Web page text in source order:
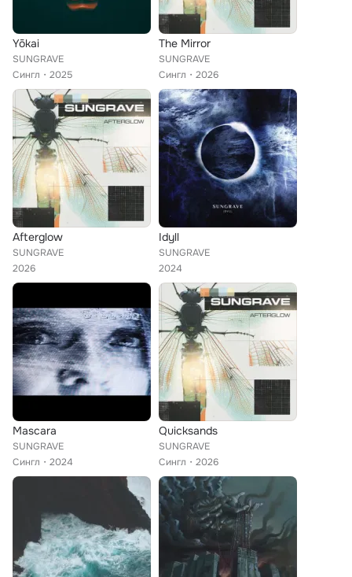
Yōkai
SUNGRAVE
Сингл
2025
The Mirror
SUNGRAVE
Сингл
2026
Afterglow
SUNGRAVE
2026
Idyll
SUNGRAVE
2024
Mascara
SUNGRAVE
Сингл
2024
Quicksands
SUNGRAVE
Сингл
2026